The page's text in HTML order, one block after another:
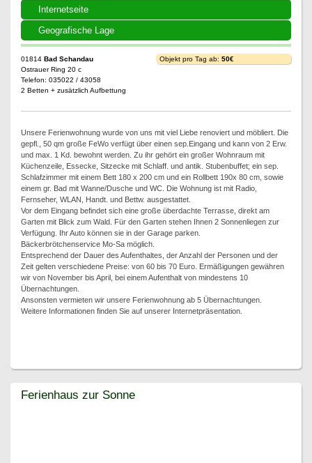
Internetseite
Geografische Lage
01814 Bad Schandau
Ostrauer Ring 20 c
Telefon: 035022 / 43058
2 Betten + zusätzlich Aufbettung
Objekt pro Tag ab: 50€
Unsere Ferienwohnung wurde von uns mit viel Liebe renoviert und möbliert. Die
gepfl., 50 qm große FeWo verfügt über einen sep.Eingang und kann von 2 Erw.
und max. 1 Kd. bewohnt werden. Zu ihr gehört ein großer Wohnraum mit
Küchenzeile, Essecke, Sitzecke mit Schlaff. und antik. Stubenbuffet; ein sep.
Schlafzimmer mit einem Bett 180 x 200 cm und ein Rollbett 190x 80 cm, sowie
einem gr. Bad mit Wanne/Dusche und WC. Die Wohnung ist mit Radio,
Fernseher, WLAN, Handt. und Bettw. ausgestattet.
Vor dem Eingang befindet sich eine große überdachte Terrasse, direkt am
Garten mit Blick zum Wald. Für den Garten stehen Ihnen 2 Sonnenliegen zur
Verfügung. Ihr Auto können sie in der Garage parken.
Bäckerbrötchenservice Mo-Sa möglich.
Entsprechend der Dauer des Aufenthaltes, der Anzahl der Personen und der
Zeit gelten verschiedene Preise: von 60 bis 70 Euro. Ermäßigungen gewähren
wir von November bis April, bei einem Aufenthalt von mindestens 10
Übernachtungen.
Ansonsten vermieten wir unsere Ferienwohnung ab 5 Übernachtungen.
Weitere Informationen finden Sie auf unserer Internetpräsentation.
Ferienhaus zur Sonne
Ferienhaus zur Sonne